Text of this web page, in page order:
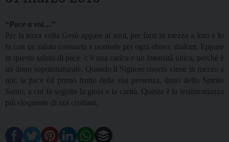
“Pace a voi… ”
Per la terza volta Gesù appare ai suoi, per farsi in mezzo a loro e lo
fa con un saluto consueto e normale per ogni ebreo: shalom. Eppure
in questo saluto di pace c’è una carica e un intensità unica, perché è
un dono soprannaturale. Quando il Signore risorto viene in mezzo a
noi, la pace èil primo frutto della sua presenza, dono dello Spirito
Santo, a cui fa seguito la gioia e la carità. Questa è la testimonianza
più eloquente di noi cristiani.